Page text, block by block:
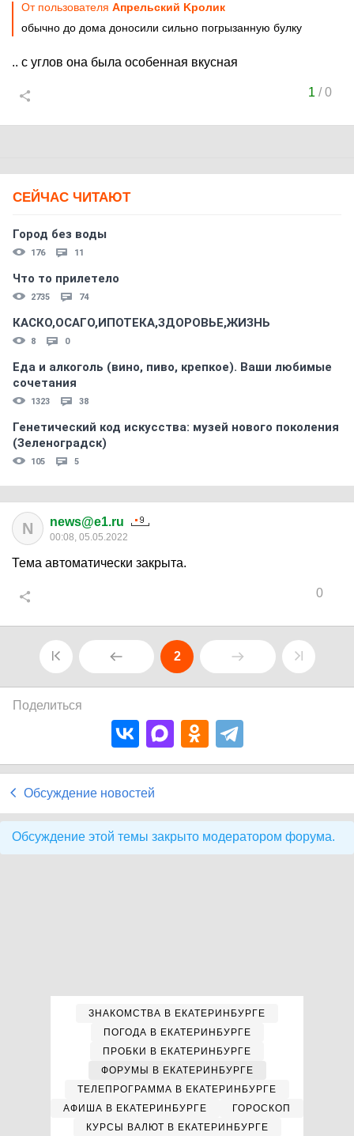
От пользователя Aпрельский Kролик
обычно до дома доносили сильно погрызанную булку
.. с углов она была особенная вкусная
1 /0
СЕЙЧАС ЧИТАЮТ
Город без воды
176 11
Что то прилетело
2735 74
КАСКО,ОСАГО,ИПОТЕКА,ЗДОРОВЬЕ,ЖИЗНЬ
8 0
Еда и алкоголь (вино, пиво, крепкое). Ваши любимые
сочетания
1323 38
Генетический код искусства: музей нового поколения
(Зеленоградск)
105 5
N news@e1.ru
00:08, 05.05.2022
Тема автоматически закрыта.
0
2
Поделиться
Обсуждение новостей
Обсуждение этой темы закрыто модератором форума.
ЗНАКОМСТВА В ЕКАТЕРИНБУРГЕ
ПОГОДА В ЕКАТЕРИНБУРГЕ
ПРОБКИ В ЕКАТЕРИНБУРГЕ
ФОРУМЫ В ЕКАТЕРИНБУРГЕ
ТЕЛЕПРОГРАММА В ЕКАТЕРИНБУРГЕ
АФИША В ЕКАТЕРИНБУРГЕ
ГОРОСКОП
КУРСЫ ВАЛЮТ В ЕКАТЕРИНБУРГЕ